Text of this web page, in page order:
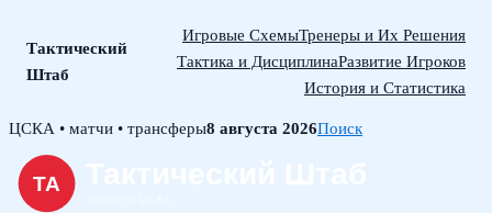
Тактический
Штаб
Игровые СхемыТренеры и Их Решения
Тактика и ДисциплинаРазвитие Игроков
История и Статистика
Skip
content
ЦСКА • матчи • трансферы8 августа 2026Поиск